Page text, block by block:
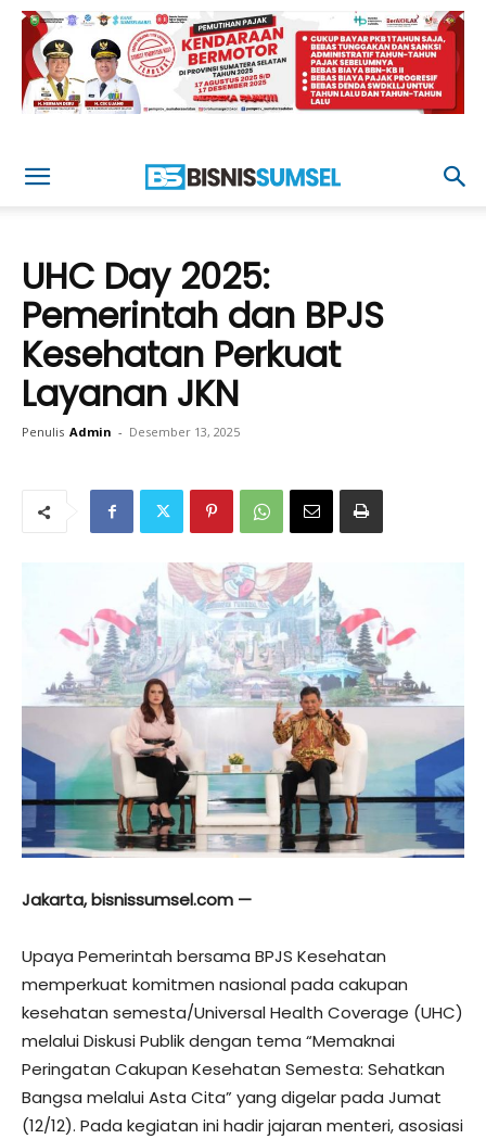
UHC Day 2025:
Pemerintah dan BPJS
Kesehatan Perkuat
Layanan JKN
Penulis Admin - Desember 13, 2025
Jakarta, bisnissumsel.com —
Upaya Pemerintah bersama BPJS Kesehatan
memperkuat komitmen nasional pada cakupan
kesehatan semesta/Universal Health Coverage (UHC)
melalui Diskusi Publik dengan tema “Memaknai
Peringatan Cakupan Kesehatan Semesta: Sehatkan
Bangsa melalui Asta Cita” yang digelar pada Jumat
(12/12). Pada kegiatan ini hadir jajaran menteri, asosiasi